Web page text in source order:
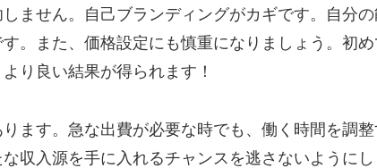
ません。自己ブランディングがカギです。自分
。また、価格設定にも慎重になりましょう。初
り良い結果が得られます！
ます。急な出費が必要な時でも、働く時間を調
収入源を手に入れるチャンスを逃さないように